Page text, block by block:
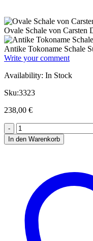
Ovale Schale von Carsten
Antike Tokoname Schale
Write your comment
Availability: In Stock
Sku:3323
238,00 €
In den Warenkorb